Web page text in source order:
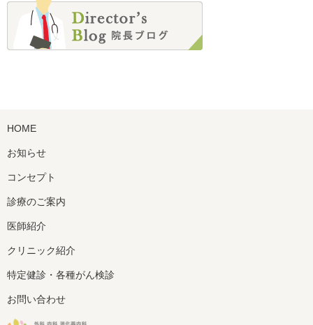
2021年12月 (3)
2021年11月 (5)
2021年10月 (6)
2021年5月 (1)
2021年4月 (2)
2021年3月 (2)
2021年1月 (2)
2020年12月 (3)
2020年9月 (5)
2020年8月 (1)
HOME
お知らせ
コンセプト
診療のご案内
医師紹介
クリニック紹介
特定健診・各種がん検診
お問い合わせ